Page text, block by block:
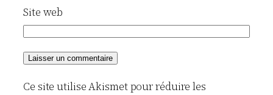
Site web
Ce site utilise Akismet pour réduire les